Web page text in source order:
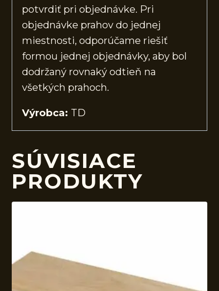
potvrdiť pri objednávke. Pri
objednávke prahov do jednej
miestnosti, odporúčame riešiť
formou jednej objednávky, aby bol
dodržaný rovnaký odtieň na
všetkých prahoch.
Výrobca: TD
SÚVISIACE
PRODUKTY